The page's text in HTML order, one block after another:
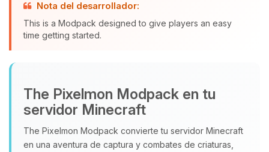
Nota del desarrollador:
This is a Modpack designed to give players an easy
time getting started.
The Pixelmon Modpack en tu
servidor Minecraft
The Pixelmon Modpack convierte tu servidor Minecraft
en una aventura de captura y combates de criaturas,
Yupi, por fin alguien con quien
hablar! Soy Choupy, tu pequeno
asistente de BoxToPlay. Cuentame
que necesitas y moveré mis
pequenos circuitos para ayudarte.